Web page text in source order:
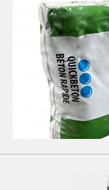
Matériaux de fondation
Béton rapide